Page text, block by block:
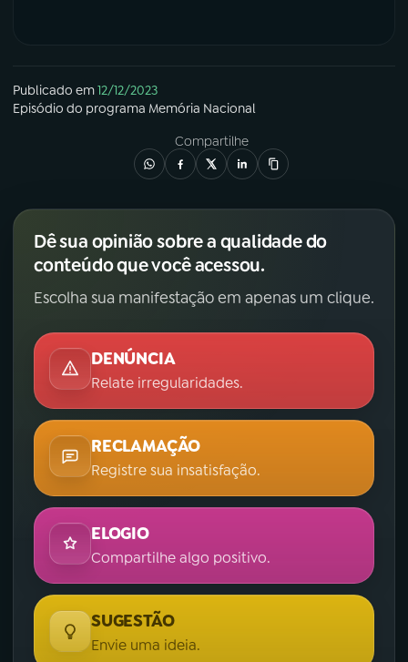
Publicado em12/12/2023
Episódio do programa Memória Nacional
Compartilhe
Dê sua opinião sobre a qualidade do
conteúdo que você acessou.
Escolha sua manifestação em apenas um clique.
DENÚNCIA
Relate irregularidades.
RECLAMAÇÃO
Registre sua insatisfação.
ELOGIO
Compartilhe algo positivo.
SUGESTÃO
Envie uma ideia.